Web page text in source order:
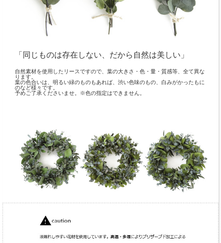
「同じものは存在しない、だから自然は美しい」
自然素材を使用したリースですので、葉の大きさ・色・量・質感等、全て異な
ります。
葉の色合いは、明るい緑のものもあれば、渋い色味のもの、白みがかったもに
のなど様々です。
予めご了承くださいませ。※色の指定はできません。